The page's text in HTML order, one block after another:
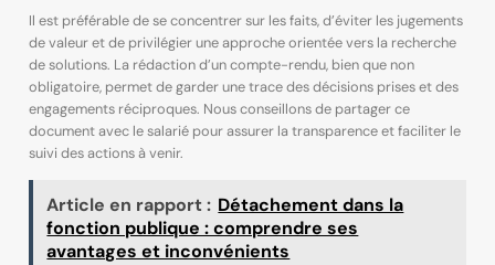
Il est préférable de se concentrer sur les faits, d’éviter les jugements
de valeur et de privilégier une approche orientée vers la recherche
de solutions. La rédaction d’un compte-rendu, bien que non
obligatoire, permet de garder une trace des décisions prises et des
engagements réciproques. Nous conseillons de partager ce
document avec le salarié pour assurer la transparence et faciliter le
suivi des actions à venir.
Article en rapport : Détachement dans la
fonction publique : comprendre ses
avantages et inconvénients